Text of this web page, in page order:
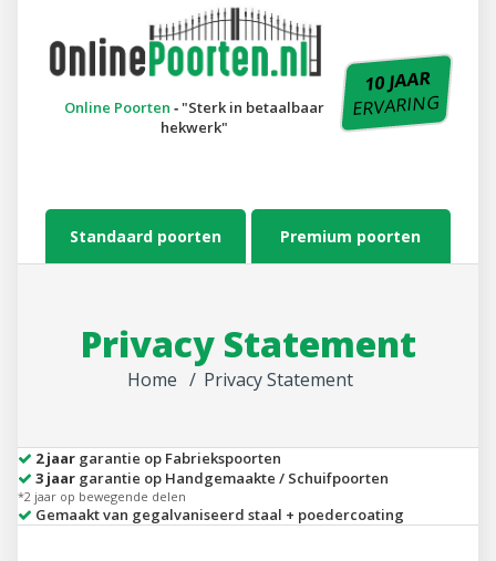
Online Poorten ‐ Sterk in betaalbaar
hekwerk
10 JAAR
ERVARING
Standaard poorten Premium poorten
Privacy Statement
Home Privacy Statement
2 jaar garantie op Fabriekspoorten
3 jaar garantie op Handgemaakte / Schuifpoorten
*2 jaar op bewegende delen
Gemaakt van gegalvaniseerd staal + poedercoating